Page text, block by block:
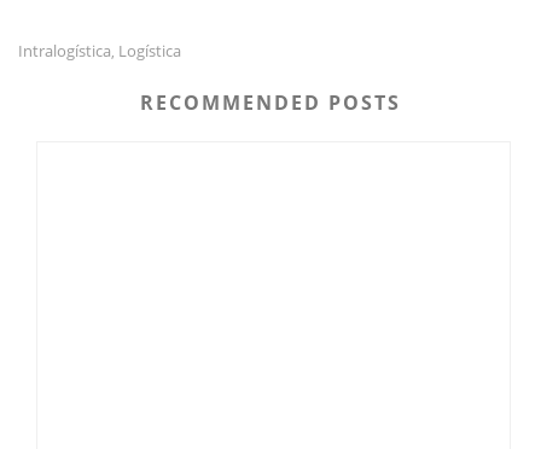
Intralogística, Logística
RECOMMENDED POSTS